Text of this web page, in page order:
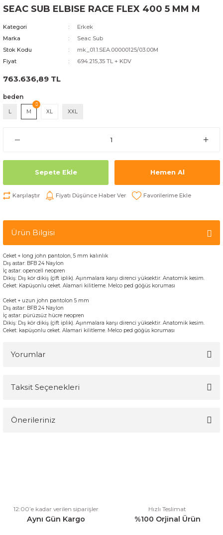
SEAC SUB ELBISE RACE FLEX 400 5 MM M
Kategori
Erkek
Marka
Seac Sub
Stok Kodu
mk_01.1.SEA.00000125/03.00M
Fiyat
694.215,35 TL + KDV
763.636,89 TL
beden
L M XL XXL
Sepete Ekle Hemen Al
Karşılaştır Fiyatı Düşünce Haber Ver
Ürün Bilgisi
Ceket + long john pantolon, 5 mm kalınlık
Dış astar: BFB 24 Naylon
İç astar: opencell neopren
Dikiş: Dış kör dikiş (çift iplik). Aşınmalara karşı direnci yüksektir. Anatomik kesim.
Ceket: Kapüşonlu ceket. Alamari kilitleme. Melco ped göğüs koruması
Ceket + uzun john pantolon 5 mm
Dış astar: BFB 24 Naylon
İç astar: pürüzsüz hücre neopren
Dikiş: Dış kör dikiş (çift iplik). Aşınmalara karşı direnci yüksektir. Anatomik kesim.
Ceket: kapüşonlu ceket. Alamari kilitleme. Melco ped göğüs koruması
Yorumlar
Taksit Seçenekleri
Önerileriniz
Ürün açıklamasında eksik bilgiler bulunuyor.
Ürün bilgilerinde hatalar bulunuyor.
12:00’e kadar verilen siparişler
Aynı Gün Kargo
Hızlı Teslimat
%100 Orjinal Ürün